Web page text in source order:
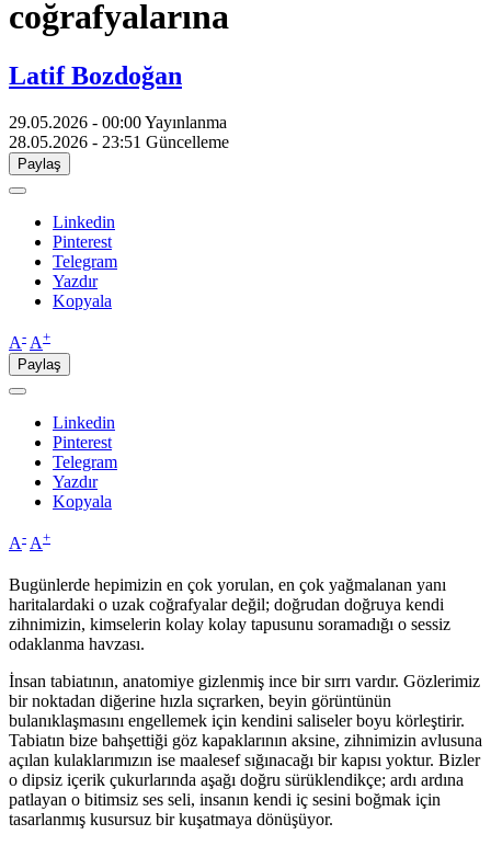
coğrafyalarına
Latif Bozdoğan
29.05.2026 - 00:00Yayınlanma
28.05.2026 - 23:51 Güncelleme
Paylaş
Linkedin
Pinterest
Telegram
Yazdır
Kopyala
A- A+
Paylaş
Linkedin
Pinterest
Telegram
Yazdır
Kopyala
A- A+
Bugünlerde hepimizin en çok yorulan, en çok yağmalanan yanı
haritalardaki o uzak coğrafyalar değil; doğrudan doğruya kendi
zihnimizin, kimselerin kolay kolay tapusunu soramadığı o sessiz
odaklanma havzası.
İnsan tabiatının, anatomiye gizlenmiş ince bir sırrı vardır. Gözlerimiz
bir noktadan diğerine hızla sıçrarken, beyin görüntünün
bulanıklaşmasını engellemek için kendini saliseler boyu körleştirir.
Tabiatın bize bahşettiği göz kapaklarının aksine, zihnimizin avlusuna
açılan kulaklarımızın ise maalesef sığınacağı bir kapısı yoktur. Bizler
o dipsiz içerik çukurlarında aşağı doğru sürüklendikçe; ardı ardına
patlayan o bitimsiz ses seli, insanın kendi iç sesini boğmak için
tasarlanmış kusursuz bir kuşatmaya dönüşüyor.